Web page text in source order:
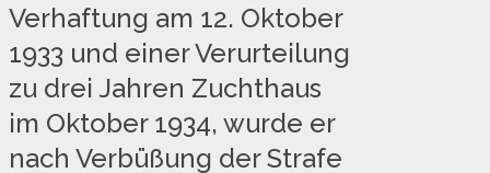
Verhaftung am 12. Oktober
1933 und einer Verurteilung
zu drei Jahren Zuchthaus
im Oktober 1934, wurde er
nach Verbüßung der Strafe